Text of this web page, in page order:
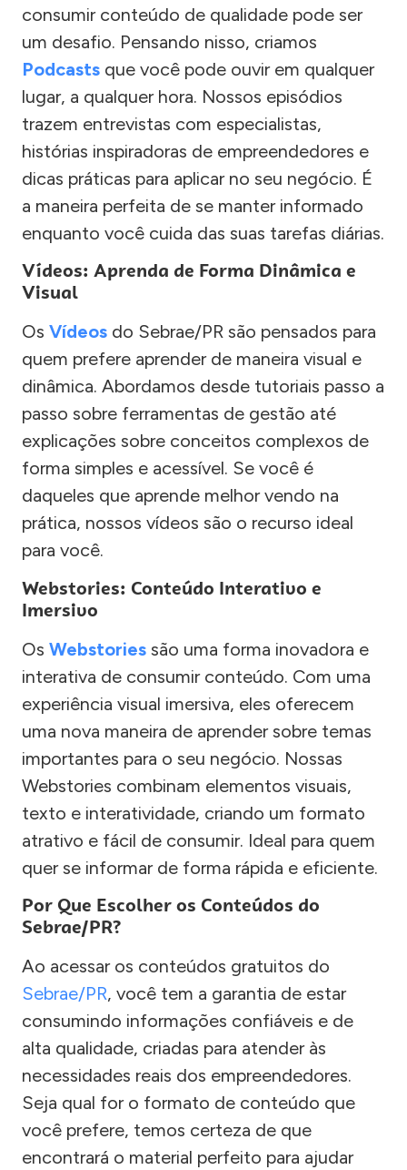
consumir conteúdo de qualidade pode ser
um desafio. Pensando nisso, criamos
Podcasts que você pode ouvir em qualquer
lugar, a qualquer hora. Nossos episódios
trazem entrevistas com especialistas,
histórias inspiradoras de empreendedores e
dicas práticas para aplicar no seu negócio. É
a maneira perfeita de se manter informado
enquanto você cuida das suas tarefas diárias.
Vídeos: Aprenda de Forma Dinâmica e
Visual
Os Vídeos do Sebrae/PR são pensados para
quem prefere aprender de maneira visual e
dinâmica. Abordamos desde tutoriais passo a
passo sobre ferramentas de gestão até
explicações sobre conceitos complexos de
forma simples e acessível. Se você é
daqueles que aprende melhor vendo na
prática, nossos vídeos são o recurso ideal
para você.
Webstories: Conteúdo Interativo e
Imersivo
Os Webstories são uma forma inovadora e
interativa de consumir conteúdo. Com uma
experiência visual imersiva, eles oferecem
uma nova maneira de aprender sobre temas
importantes para o seu negócio. Nossas
Webstories combinam elementos visuais,
texto e interatividade, criando um formato
atrativo e fácil de consumir. Ideal para quem
quer se informar de forma rápida e eficiente.
Por Que Escolher os Conteúdos do
Sebrae/PR?
Ao acessar os conteúdos gratuitos do
Sebrae/PR, você tem a garantia de estar
consumindo informações confiáveis e de
alta qualidade, criadas para atender às
necessidades reais dos empreendedores.
Seja qual for o formato de conteúdo que
você prefere, temos certeza de que
encontrará o material perfeito para ajudar